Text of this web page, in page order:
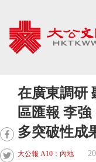
在廣東調研
區匯報 李
多突破性成
大公報 A10：內地